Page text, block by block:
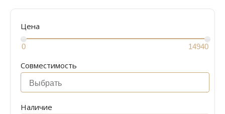
Цена
Совместимость
Наличие